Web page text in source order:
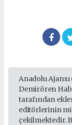
Anadolu Ajansı
Demirören
tarafından
editörlerinin
çekilmektedir.